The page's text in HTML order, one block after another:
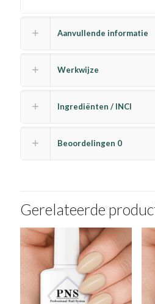
Aanvullende informatie
Werkwijze
Ingrediënten / INCI
Beoordelingen 0
Gerelateerde